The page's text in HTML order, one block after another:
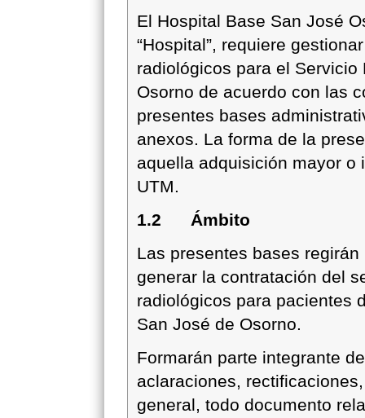
El Hospital Base San José
“Hospital”, requiere
radiológicos para el
Osorno de acuerdo con las
presentes bases
anexos. La forma de la
aquella adquisición mayor o
UTM.
1.2 Ámbito
Las presentes bases
generar la contratación del
radiológicos para pacientes
San José de Osorno.
Formarán parte integrante
aclaraciones,
general, todo documento